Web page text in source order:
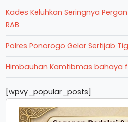
Kades Keluhkan Seringnya
RAB
Polres Ponorogo Gelar Sertijab
Himbauhan Kamtibmas bahaya
[wpvy_popular_posts]